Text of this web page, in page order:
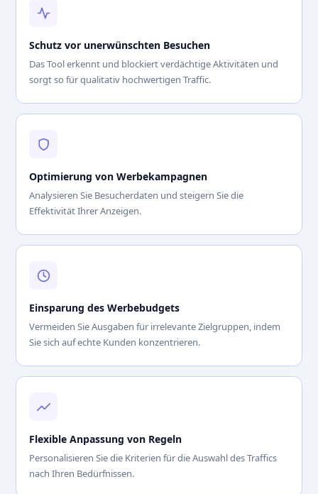
Schutz vor unerwünschten Besuchen
Das Tool erkennt und blockiert verdächtige Aktivitäten und
sorgt so für qualitativ hochwertigen Traffic.
Optimierung von Werbekampagnen
Analysieren Sie Besucherdaten und steigern Sie die
Effektivität Ihrer Anzeigen.
Einsparung des Werbebudgets
Vermeiden Sie Ausgaben für irrelevante Zielgruppen, indem
Sie sich auf echte Kunden konzentrieren.
Flexible Anpassung von Regeln
Personalisieren Sie die Kriterien für die Auswahl des Traffics
nach Ihren Bedürfnissen.